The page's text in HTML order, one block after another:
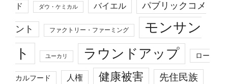
ド ダウ・ケミカル バイエル パブリックコメ
ント ファクトリー・ファーミング
モンサン
ト
ユーカリ ラウンドアップ ロー
カルフード 人権 健康被害 先住民族